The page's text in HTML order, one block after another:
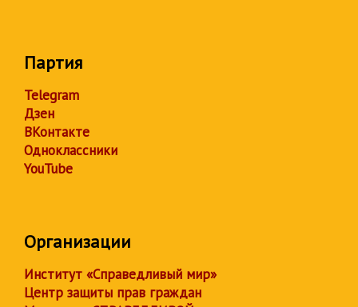
Партия
Telegram
Дзен
ВКонтакте
Одноклассники
YouTube
Организации
Институт «Справедливый мир»
Центр защиты прав граждан